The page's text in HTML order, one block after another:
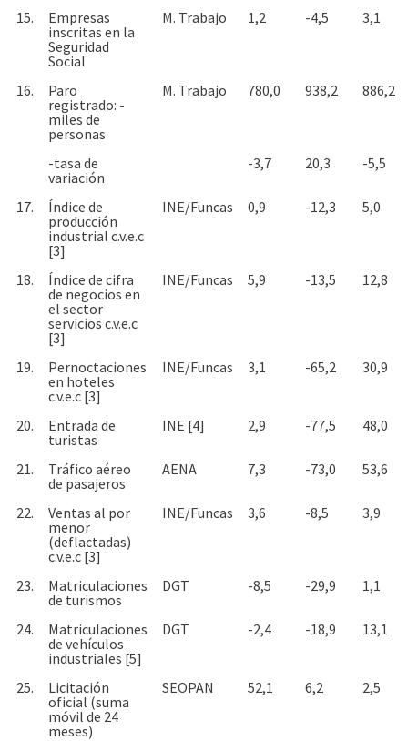
15.
Empresas
inscritas en la
Seguridad
Social
M. Trabajo 1,2 -4,5 3,1
16.
Paro
registrado: -
miles de
personas
M. Trabajo 780,0 938,2 886,2
-tasa de
variación
-3,7 20,3 -5,5
17.
Índice de
producción
industrial c.v.e.c
[3]
INE/Funcas 0,9 -12,3 5,0
18.
Índice de cifra
de negocios en
el sector
servicios c.v.e.c
[3]
INE/Funcas 5,9 -13,5 12,8
19.
Pernoctaciones
en hoteles
c.v.e.c [3]
INE/Funcas 3,1 -65,2 30,9
20.
Entrada de
turistas
INE [4] 2,9 -77,5 48,0
21.
Tráfico aéreo
de pasajeros
AENA 7,3 -73,0 53,6
22.
Ventas al por
menor
(deflactadas)
c.v.e.c [3]
INE/Funcas 3,6 -8,5 3,9
23.
Matriculaciones
de turismos
DGT -8,5 -29,9 1,1
24.
Matriculaciones
de vehículos
industriales [5]
DGT -2,4 -18,9 13,1
25.
Licitación
oficial (suma
móvil de 24
meses)
SEOPAN 52,1 6,2 2,5